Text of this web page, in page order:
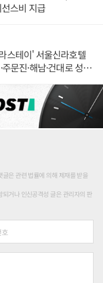
스비 지급
스테이' 서울신라호텔
문진·해남·건대로 성
은 관련 법률에 의해 제재를 받을
거나 인신공격성 글은 관리자의 판